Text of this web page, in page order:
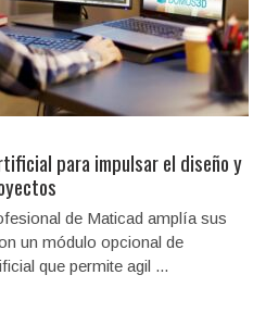
para impulsar el diseño y
de Maticad amplía sus
un módulo opcional de
que permite agil ...